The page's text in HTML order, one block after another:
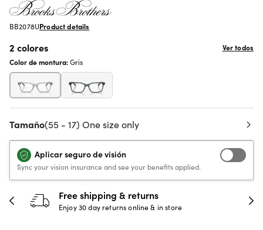
BB2078UProduct details
2 colores
Ver todos
Color de montura:Gris
Tamaño(55 - 17) One size only
Aplicar seguro de visión
Sync your vision insurance and see your benefits applied.
30-day happiness guarantee
Full refund or replacement within 30 days